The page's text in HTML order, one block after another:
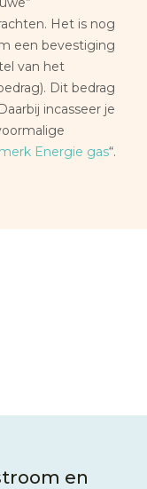
Het is nog
een bevestiging
van het
Dit bedrag
incasseer je
Energie gas“.
en